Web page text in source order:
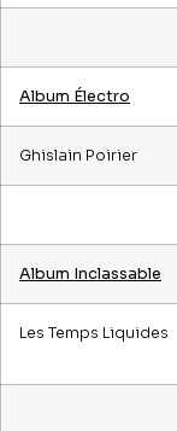
Album Électro
Ghislain Poirier
Album Inclassable
Les Temps Liquides